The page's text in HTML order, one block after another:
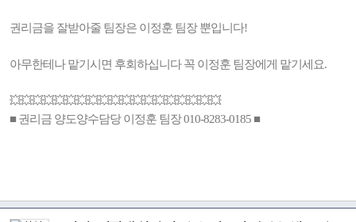
권리금을 잘받아줄 팀장은 이정훈 팀장 뿐입니다!
아무한테나 맡기시면 후회하십니다 꼭 이정훈 팀장에게 맡기세요.
💥💥💥💥💥💥💥💥💥💥💥💥💥💥💥💥💥💥💥
■ 권리금 양도양수담당 이정훈 팀장 010-8283-0185 ■